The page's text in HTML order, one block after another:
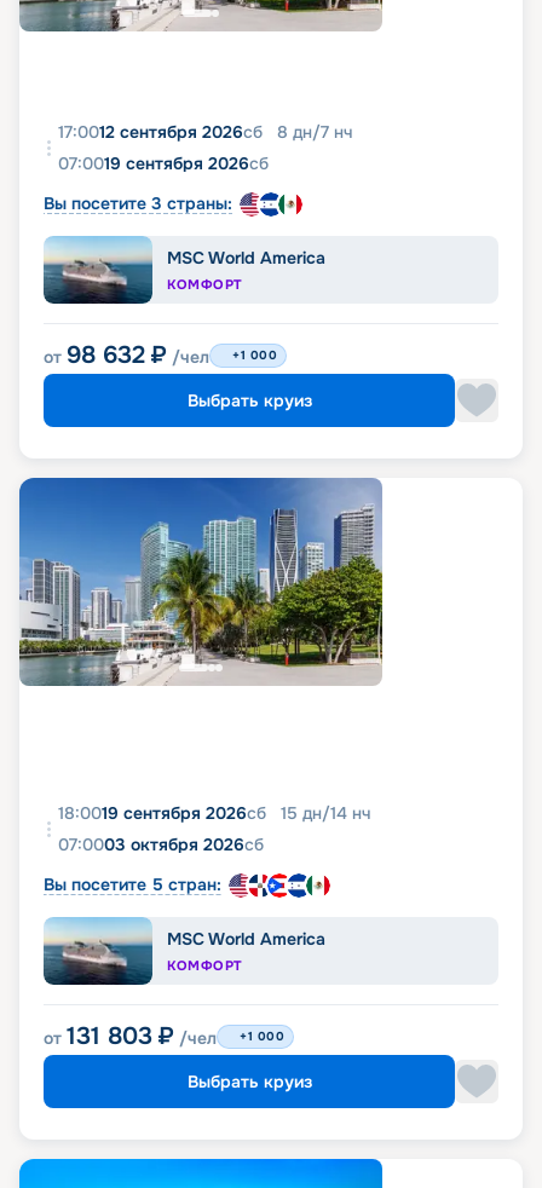
17:0012 сентября 2026сб 8 дн/7 нч
07:0019 сентября 2026сб
Вы посетите 3 страны:
MSC World America
КОМФОРТ
от 98 632 ₽ /чел +1 000
Выбрать круиз
18:0019 сентября 2026сб 15 дн/14 нч
07:0003 октября 2026сб
Вы посетите 5 стран:
MSC World America
КОМФОРТ
от 131 803 ₽ /чел +1 000
Выбрать круиз